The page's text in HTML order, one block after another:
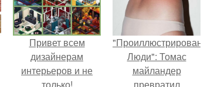
Привет всем
дизайнерам
интерьеров и не
"Проиллюстрированные
Люди": Томас
майландер